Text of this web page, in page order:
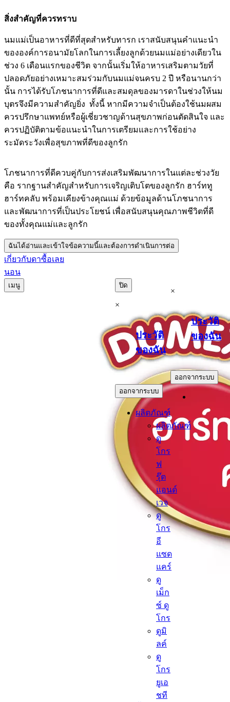
สิ่งสำคัญที่ควรทราบ
นมแม่เป็นอาหารที่ดีที่สุดสำหรับทารก เราสนับสนุนคำแนะนำ
ขององค์การอนามัยโลกในการเลี้ยงลูกด้วยนมแม่อย่างเดียวใน
ช่วง 6 เดือนแรกของชีวิต จากนั้นเริ่มให้อาหารเสริมตามวัยที่
ปลอดภัยอย่างเหมาะสมร่วมกับนมแม่จนครบ 2 ปี หรือนานกว่า
นั้น การได้รับโภชนาการที่ดีและสมดุลของมารดาในช่วงให้นม
บุตรจึงมีความสำคัญยิ่ง ทั้งนี้ หากมีความจำเป็นต้องใช้นมผสม
ควรปรึกษาแพทย์หรือผู้เชี่ยวชาญด้านสุขภาพก่อนตัดสินใจ และ
ควรปฏิบัติตามข้อแนะนำในการเตรียมและการใช้อย่าง
ระมัดระวังเพื่อสุขภาพที่ดีของลูกรัก
โภชนาการที่ดีควบคู่กับการส่งเสริมพัฒนาการในแต่ละช่วงวัย
คือ รากฐานสำคัญสำหรับการเจริญเติบโตของลูกรัก ฮาร์ททู
ฮาร์ทคลับ พร้อมเคียงข้างคุณแม่ ด้วยข้อมูลด้านโภชนาการ
และพัฒนาการที่เป็นประโยชน์ เพื่อสนับสนุนคุณภาพชีวิตที่ดี
ของทั้งคุณแม่และลูกรัก
ฉันได้อ่านและเข้าใจข้อความนี้และต้องการดำเนินการต่อ
เกี่ยวกับดา
นอน
ซื้อเลย
เมนู ปิด
×
ประวัติ
ของฉัน
.
ออกจากระบบ
ผลิตภัณฑ์
ผลิตภัณฑ์
ดู
โกร
ฟ
รุ๊ต
แอนด์
เวจ
ดู
โกร
อี
แซด
แคร์
ดู
เม็ก
ซ์ ดู
โกร
ดูมิ
ลค์
ดู
โกร
ยูเอ
ชที
×
ประวัติ
ของฉัน
.
ออกจากระบบ